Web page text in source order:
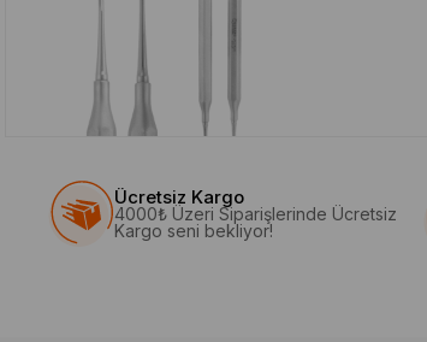
Ücretsiz Kargo
4000₺ Üzeri Siparişlerinde Ücretsiz
Kargo seni bekliyor!